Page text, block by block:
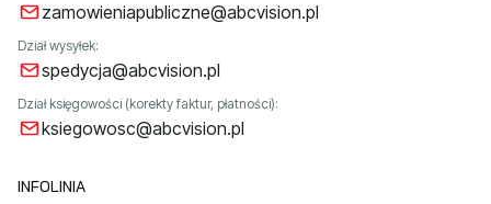
zamowieniapubliczne@abcvision.pl
Dział wysyłek:
spedycja@abcvision.pl
Dział księgowości (korekty faktur, płatności):
ksiegowosc@abcvision.pl
INFOLINIA